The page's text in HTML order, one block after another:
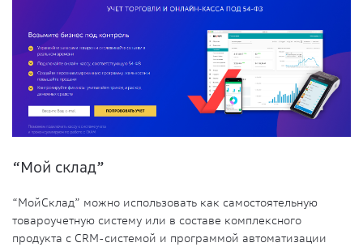
“Мой склад”
“МойСклад” можно использовать как самостоятельную
товароучетную систему или в составе комплексного
продукта с CRM-системой и программой автоматизации